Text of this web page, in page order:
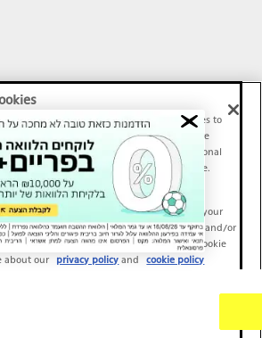
and Sport1 content online, we use cookies to
and to analyze our traffic. These tools are
our website functionality. Others are optional
Sport1 activity and your online experience.
cookies?
information about your use of our site and your
our services and to personalize content and/or
read more about our privacy policy and cookie
about our
privacy policy and cookie policy